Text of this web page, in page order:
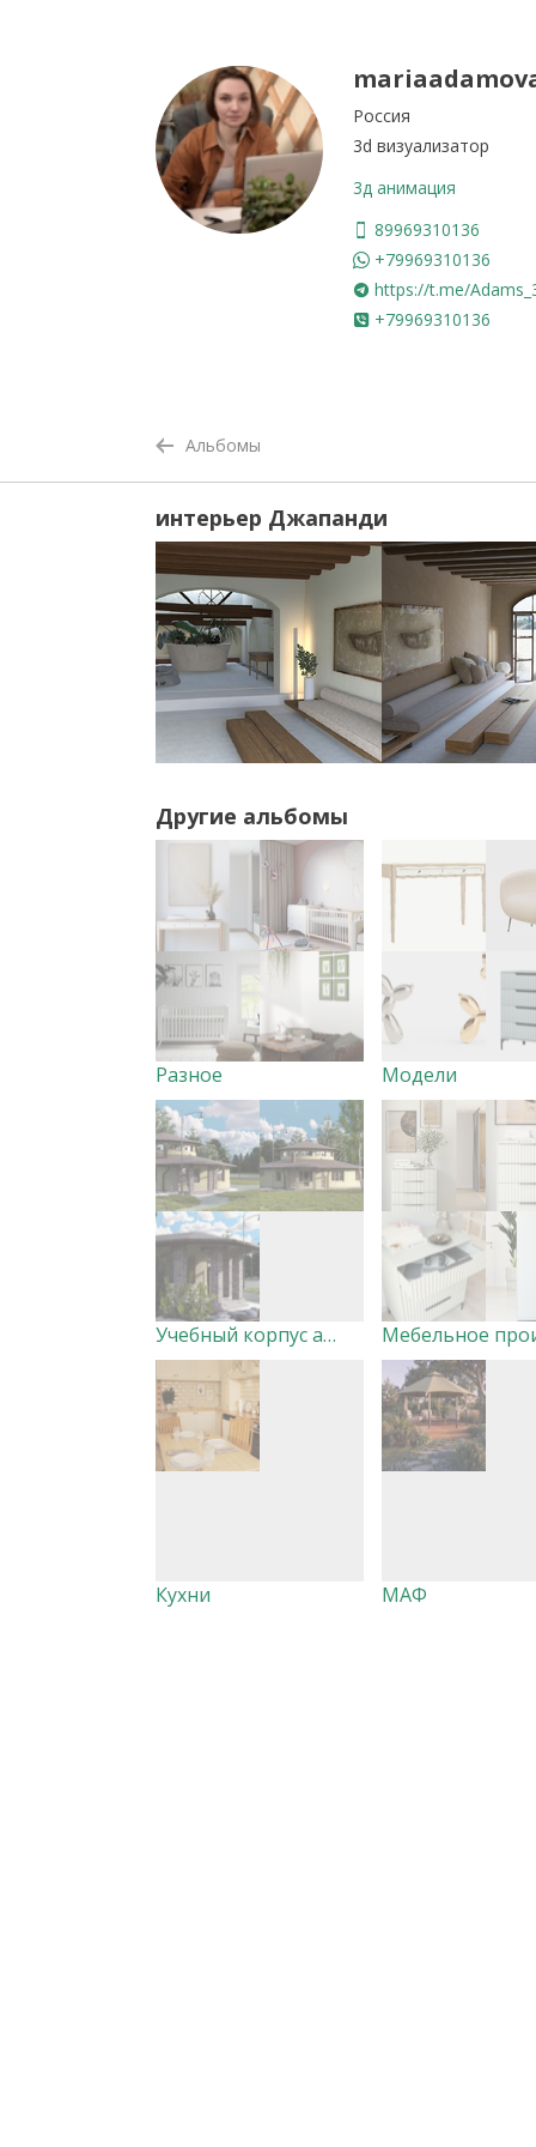
Россия
3d визуализатор
3д анимация
89969310136
+79969310136
https://t.me/
+79969310136
Альбомы
интерьер Джапанди
Другие альбомы
Разное Модели
Учебный корпус альтернативной школы. Экстерьер
Кухни МАФ